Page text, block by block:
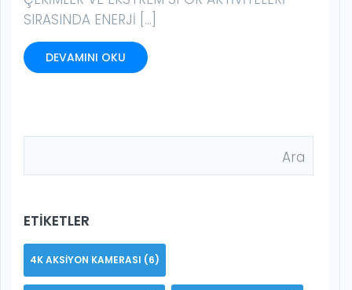
SIRASINDA ENERJI […]
DEVAMINI OKU
ETIKETLER
4K AKSIYON KAMERASI (6)